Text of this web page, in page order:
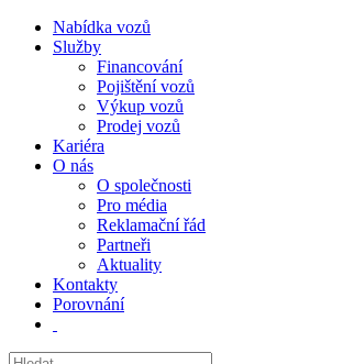
Nabídka vozů
Služby
Financování
Pojištění vozů
Výkup vozů
Prodej vozů
Kariéra
O nás
O společnosti
Pro média
Reklamační řád
Partneři
Aktuality
Kontakty
Porovnání